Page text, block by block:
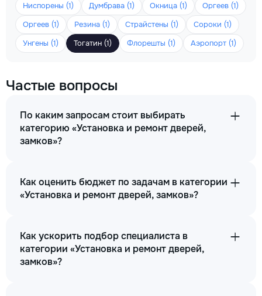
Ниспорены (1)
Думбрава (1) Окница (1)
Оргеев (1)
Оргеев (1)
Резина (1) Страйстены (1)
Сороки (1)
Унгены (1)
Тогатин (1) Флорешты (1) Аэропорт (1)
Частые вопросы
По каким запросам стоит выбирать
категорию «Установка и ремонт дверей,
замков»?
Как оценить бюджет по задачам в категории
«Установка и ремонт дверей, замков»?
Как ускорить подбор специалиста в
категории «Установка и ремонт дверей,
замков»?